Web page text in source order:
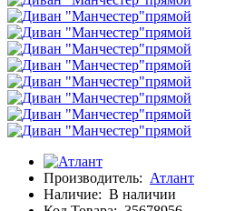
Производитель: Атлант
Наличие: В наличии